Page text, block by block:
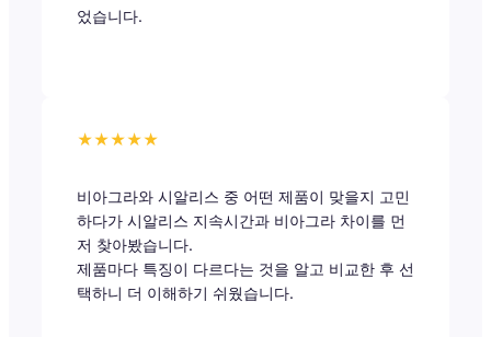
었습니다.
★★★★★
비아그라와 시알리스 중 어떤 제품이 맞을지 고민
하다가 시알리스 지속시간과 비아그라 차이를 먼
저 찾아봤습니다.
제품마다 특징이 다르다는 것을 알고 비교한 후 선
택하니 더 이해하기 쉬웠습니다.